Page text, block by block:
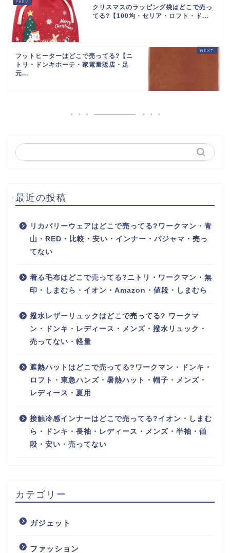
クリスマスのラッピング袋はどこで売っ
てる?【100均・セリア・ロフト・ド...
フットヒーターはどこで売ってる?【ニ
トリ・ドンキホーテ・家電量販店・足
元...
最近の投稿
リカバリーウェアはどこで売ってる?ワークマン・青
山・RED・比較・安い・インナー・パジャマ・売っ
てない
着る毛布はどこで売ってる?ニトリ・ワークマン・無
印・しまむら・イオン・Amazon・値段・しまむら
撥水レザーリュックはどこで売ってる? ワークマ
ン・ドンキ・レディース・メンズ・撥水リュック・
売ってない・軽量
遮熱ハットはどこで売ってる?ワークマン・ドンキ・
ロフト・東急ハンズ・暑熱ハット・帽子・メンズ・
レディース・夏用
接触冷感インナーはどこで売ってる?イオン・しまむ
ら・ドンキ・長袖・レディース・メンズ・半袖・値
段・安い・売ってない
カテゴリー
ガジェット
ファッション